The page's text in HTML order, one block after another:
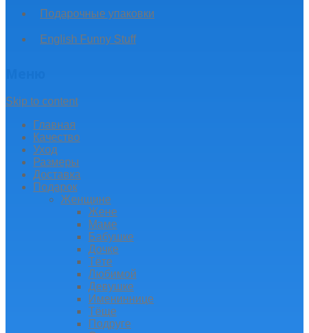
Подарочные упаковки
English Funny Stuff
Skip to content
Главная
Качество
Уход
Размеры
Доставка
Подарок
Женщине
Жене
Маме
Бабушке
Дочке
Тёте
Любимой
Девушке
Имениннице
Тёще
Подруге